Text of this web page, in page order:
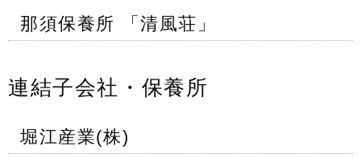
那須保養所 「清風荘」
連結子会社・保養所
堀江産業(株)